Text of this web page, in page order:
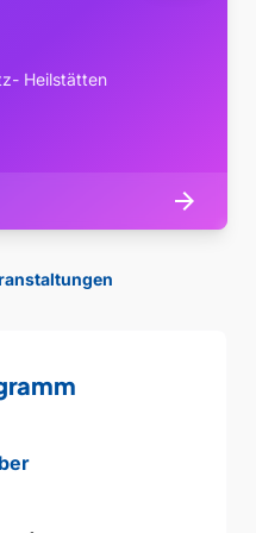
Heilstätten
arrow_forward